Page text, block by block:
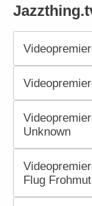
Unknown
Flug Frohmut